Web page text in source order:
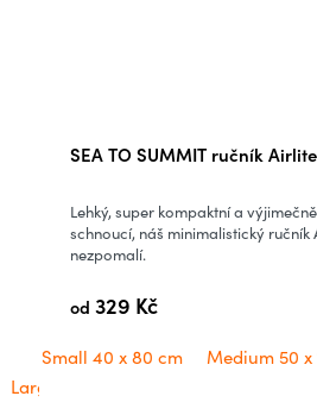
Large 60 x 120 cm
SEA TO SUMMIT ručník
od 329 Kč
Lehký, super kompaktní a
schnoucí, náš minimalistický ručník
nezpomalí.
Small 40 x 80 cm Medium 50 x